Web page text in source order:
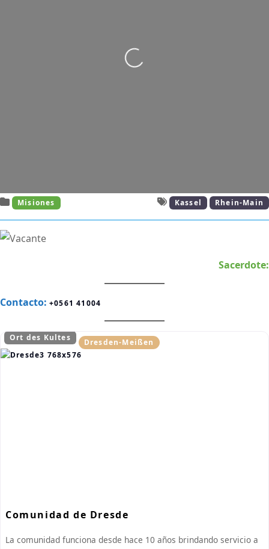
Wird geladen …
Misiones Kassel Rhein-Main
Sacerdote:
Contacto: +0561 41004
Ort des Kultes Dresden-Meißen
Comunidad de Dresde
La comunidad funciona desde hace 10 años brindando servicio a